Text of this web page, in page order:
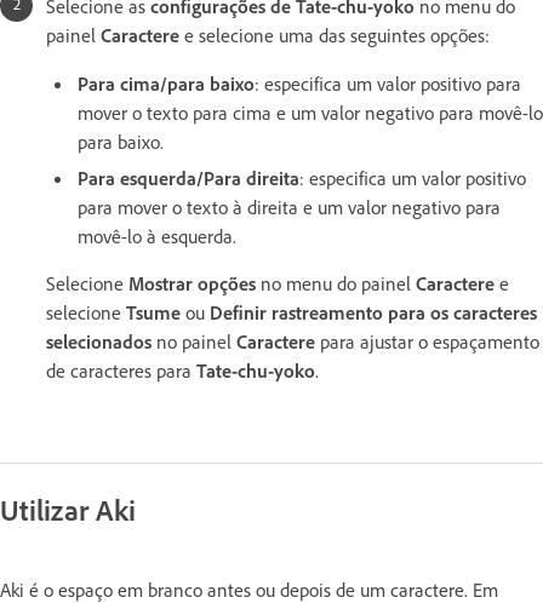
Selecione as configurações de Tate-chu-yoko no menu do
painel Caractere e selecione uma das seguintes opções:
Para cima/para baixo: especifica um valor positivo para
mover o texto para cima e um valor negativo para movê-lo
para baixo.
Para esquerda/Para direita: especifica um valor positivo
para mover o texto à direita e um valor negativo para
movê-lo à esquerda.
Selecione Mostrar opções no menu do painel Caractere e
selecione Tsume ou Definir rastreamento para os caracteres
selecionados no painel Caractere para ajustar o espaçamento
de caracteres para Tate-chu-yoko.
Utilizar Aki
Aki é o espaço em branco antes ou depois de um caractere. Em